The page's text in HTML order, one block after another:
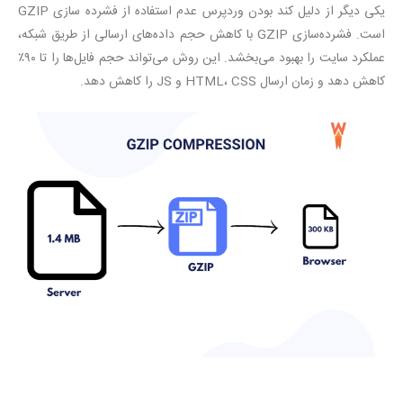
یکی دیگر از دلیل کند بودن وردپرس عدم استفاده از فشرده سازی GZIP
است. فشرده‌سازی GZIP با کاهش حجم داده‌های ارسالی از طریق شبکه،
عملکرد سایت را بهبود می‌بخشد. این روش می‌تواند حجم فایل‌ها را تا ۹۰٪
کاهش دهد و زمان ارسال HTML، CSS و JS را کاهش دهد.